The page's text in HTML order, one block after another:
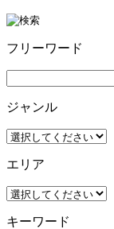
フリーワード
ジャンル
エリア
キーワード